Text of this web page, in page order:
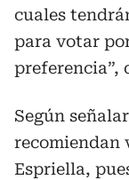
cuales
para votar
preferencia”,
Según
recomiendan
Espriella,